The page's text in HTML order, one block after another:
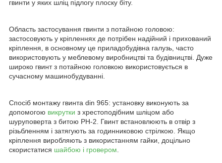
гвинти у яких шліц підлогу плоску біту.
Область застосування гвинти з потайною головою:
застосовують у кріпленнях де потрібен надійний і прихований
кріплення, в основному це приладобудівна галузь, часто
використовують у меблевому виробництві та будівництві. Дуже
широко гвинт з потайною головкою використовується в
сучасному машинобудуванні.
Спосіб монтажу гвинта din 965: установку виконують за
допомогою викрутки з хрестоподібним шліцом або
шуруповерта з битою PH-2. Гвинт встановлюють в отвір з
різьбленням і затягують за годинниковою стрілкою. Якщо
кріплення виробляють з використанням гайки, доцільно
скористатися шайбою і гровером